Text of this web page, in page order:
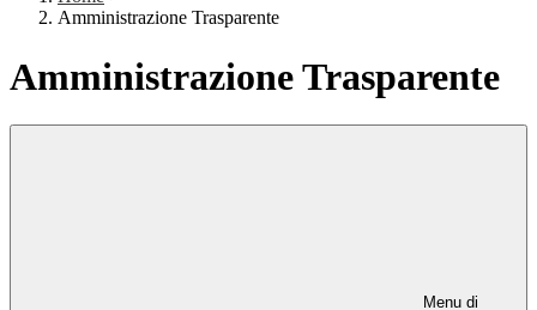
Amministrazione Trasparente
Amministrazione Trasparente
Menu di